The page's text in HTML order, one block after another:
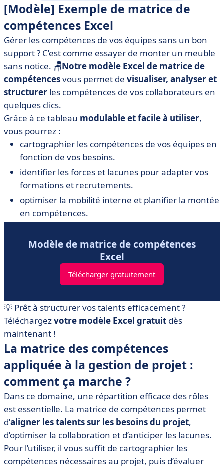
[Modèle] Exemple de matrice de
compétences Excel
Gérer les compétences de vos équipes sans un bon
support ? C’est comme essayer de monter un meuble
sans notice. 🪑Notre modèle Excel de matrice de
compétencesvous permet de visualiser, analyser et
structurer les compétences de vos collaborateurs en
quelques clics.
Grâce à ce tableau modulable et facile à utiliser,
vous pourrez :
cartographier les compétences de vos équipes en
fonction de vos besoins.
identifier les forces et lacunes pour adapter vos
formations et recrutements.
optimiser la mobilité interne et planifier la montée
en compétences.
Modèle de matrice de compétences
Excel
Télécharger gratuitement
💡 Prêt à structurer vos talents efficacement ?
Téléchargezvotre modèle Excel gratuit dès
maintenant !
La matrice des compétences
appliquée à la gestion de projet :
comment ça marche ?
Dans ce domaine, une répartition efficace des rôles
est essentielle. La matrice de compétences permet
d’aligner les talents sur les besoins du projet,
d’optimiser la collaboration et d’anticiper les lacunes.
Pour l’utiliser, il vous suffit de cartographier les
compétences nécessaires au projet, puis d’évaluer